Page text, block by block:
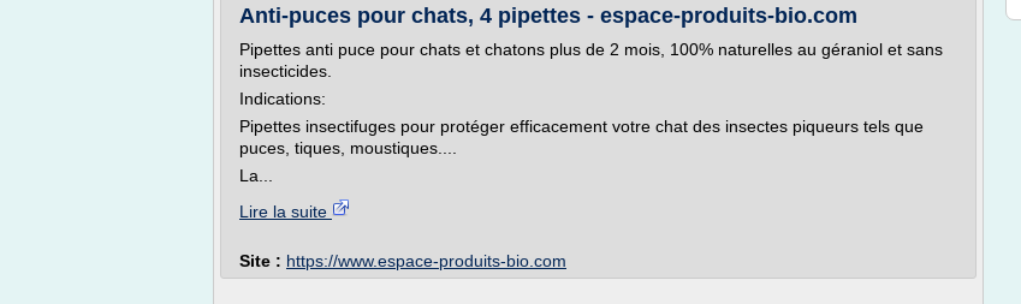
Anti-puces pour chats, 4 pipettes - espace-produits-bio.com
Pipettes anti puce pour chats et chatons plus de 2 mois, 100% naturelles au géraniol et sans
insecticides.
Indications:
Pipettes insectifuges pour protéger efficacement votre chat des insectes piqueurs tels que
puces, tiques, moustiques....
La...
Lire la suite
Site : https://www.espace-produits-bio.com